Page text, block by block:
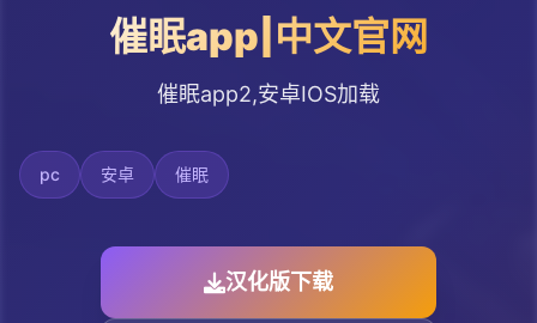
催眠app|中文官网
催眠app2,安卓IOS加载
pc 安卓 催眠
汉化版下载